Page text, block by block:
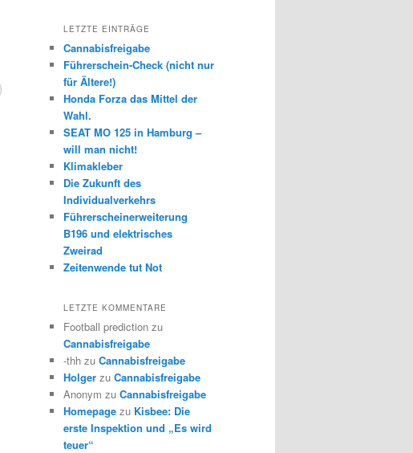
LETZTE EINTRÄGE
Cannabisfreigabe
Führerschein-Check (nicht nur
für Ältere!)
Honda Forza das Mittel der
Wahl.
SEAT MO 125 in Hamburg –
will man nicht!
Klimakleber
Die Zukunft des
Individualverkehrs
Führerscheinerweiterung
B196 und elektrisches
Zweirad
Zeitenwende tut Not
LETZTE KOMMENTARE
Football prediction zu
Cannabisfreigabe
-thh zu Cannabisfreigabe
Holger zu Cannabisfreigabe
Anonym zu Cannabisfreigabe
Homepage zu Kisbee: Die
erste Inspektion und „Es wird
teuer“